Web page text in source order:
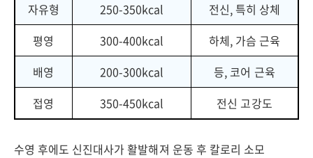
자유형
250-350kcal
전신, 특히 상체
평영
300-400kcal
하체, 가슴 근육
배영
200-300kcal
등, 코어 근육
접영
350-450kcal 전신 고강도
수영 후에도 신진대사가 활발해져 운동 후 칼로리 소모